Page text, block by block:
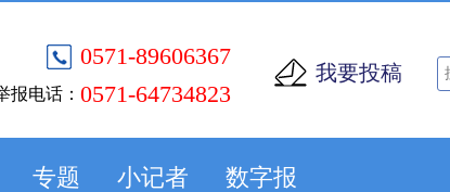
0571-89606367
报电话： 0571-64734823
我要投稿
专题 小记者 数字报